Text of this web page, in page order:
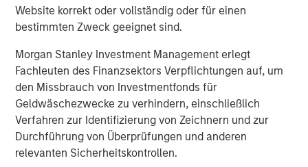
Website korrekt oder vollständig oder für einen
bestimmten Zweck geeignet sind.
Morgan Stanley Investment Management erlegt
Fachleuten des Finanzsektors Verpflichtungen auf, um
den Missbrauch von Investmentfonds für
Geldwäschezwecke zu verhindern, einschließlich
Verfahren zur Identifizierung von Zeichnern und zur
Durchführung von Überprüfungen und anderen
relevanten Sicherheitskontrollen.
"We are only at the beginning of the explosion of public
digital data that describes the world's real-time events,"
said Bailey. "Dataminr will use this new capital to pursue
its mission of integrating all available public data signals
to create the leading event and information discovery
platform for the world's businesses and public sector
organizations."
The company has been recognized for its groundbreaking
AI Platform and rapid revenue growth and by